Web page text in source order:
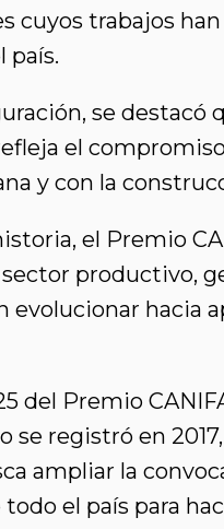
cuyos trabajos
país.
se destacó
el
y con la
el Premio
productivo,
evolucionar hacia
del Premio
se registró en
ampliar la
el país para